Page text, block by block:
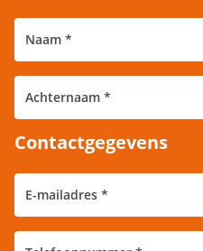
Contactgegevens